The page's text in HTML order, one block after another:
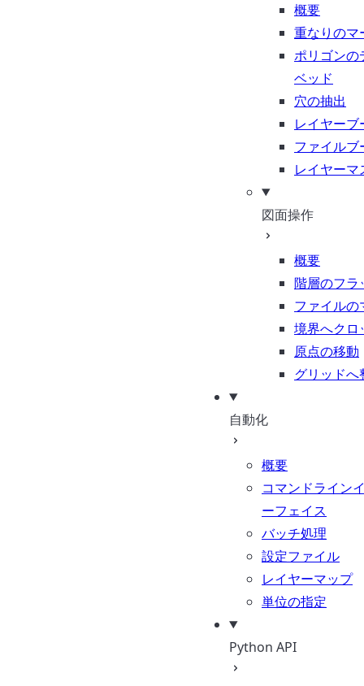
概要
重なりのマ
ポリゴンの
ベッド
穴の抽出
レイヤーブ
ファイルブ
レイヤーマ
図面操作
概要
階層のフラ
ファイルの
境界へクロ
原点の移動
グリッドへ
自動化
概要
コマンドライン
ーフェイス
バッチ処理
設定ファイル
レイヤーマップ
単位の指定
Python API